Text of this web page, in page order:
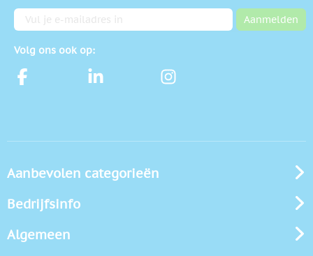
E-mailadres Aanmelden
Volg ons ook op:
Aanbevolen categorieën
Bedrijfsinfo
Algemeen